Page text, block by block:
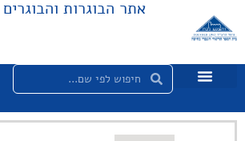
אתר הבוגרות והבוגרים